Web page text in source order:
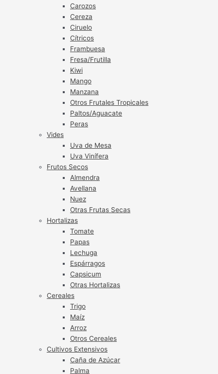
Carozos
Cereza
Ciruelo
Cítricos
Frambuesa
Fresa/Frutilla
Kiwi
Mango
Manzana
Otros Frutales Tropicales
Paltos/Aguacate
Peras
Vides
Uva de Mesa
Uva Vinífera
Frutos Secos
Almendra
Avellana
Nuez
Otras Frutas Secas
Hortalizas
Tomate
Papas
Lechuga
Espárragos
Capsicum
Otras Hortalizas
Cereales
Trigo
Maíz
Arroz
Otros Cereales
Cultivos Extensivos
Caña de Azúcar
Palma